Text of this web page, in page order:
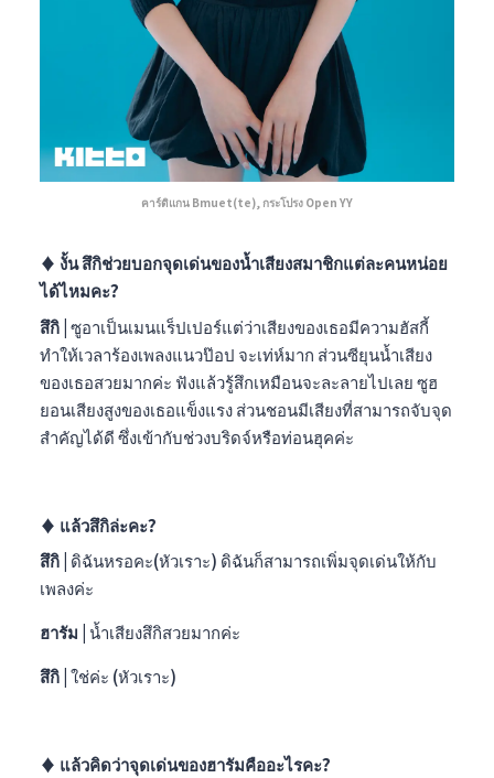
คาร์ดิแกน Bmuet(te), กระโปรง Open YY
♦︎ งั้น สึกิช่วยบอกจุดเด่นของน้ำเสียงสมาชิกแต่ละคนหน่อย
ได้ไหมคะ?
สึกิ |ซูอาเป็นเมนแร็ปเปอร์แต่ว่าเสียงของเธอมีความฮัสกี้
ทำให้เวลาร้องเพลงแนวป๊อป จะเท่ห์มาก ส่วนซียุนน้ำเสียง
ของเธอสวยมากค่ะ ฟังแล้วรู้สึกเหมือนจะละลายไปเลย ซูฮ
ยอนเสียงสูงของเธอแข็งแรง ส่วนชอนมีเสียงที่สามารถจับจุด
สำคัญได้ดี ซึ่งเข้ากับช่วงบริดจ์หรือท่อนฮุคค่ะ
♦︎ แล้วสึกิล่ะคะ?
สึกิ | ดิฉันหรอคะ(หัวเราะ) ดิฉันก็สามารถเพิ่มจุดเด่นให้กับ
เพลงค่ะ
ฮารัม | น้ำเสียงสึกิสวยมากค่ะ
สึกิ | ใช่ค่ะ (หัวเราะ)
♦︎ แล้วคิดว่าจุดเด่นของฮารัมคืออะไรคะ?